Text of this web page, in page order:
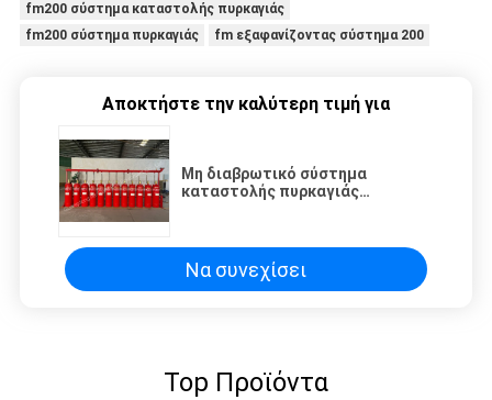
fm200 σύστημα καταστολής πυρκαγιάς
fm200 σύστημα πυρκαγιάς
fm εξαφανίζοντας σύστημα 200
Αποκτήστε την καλύτερη τιμή για
Μη διαβρωτικό σύστημα
καταστολής πυρκαγιάς
Να συνεχίσει
Top Προϊόντα